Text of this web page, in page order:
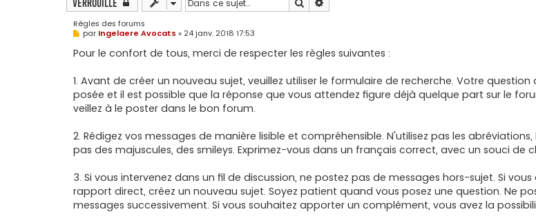
Verrouillé
Règles des forums
M
e
s
s
g
e
par Ingelaere Avocats » 24 janv. 2018 17:53
Pour le confort de tous, merci de respecter les règles suivantes :
1. Avant de créer un nouveau sujet, veuillez utiliser le formulaire de recherche. Votre
posée et il est possible que la réponse que vous attendez figure déjà quelque part sur le
veillez à le poster dans le bon forum.
2. Rédigez vos messages de manière lisible et compréhensible. N'utilisez pas les
pas des majuscules, des smileys. Exprimez-vous dans un français correct, avec un souci de
3. Si vous intervenez dans un fil de discussion, ne postez pas de messages hors-sujet. Si
rapport direct, créez un nouveau sujet. Soyez patient quand vous posez une question. Ne
messages successivement. Si vous souhaitez apporter un complément, vous avez la